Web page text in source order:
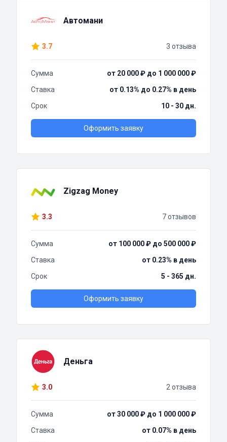
Автомани
3.7 3 отзыва
Сумма
от 20 000 ₽ до 1 000 000 ₽
Ставка
от 0.13% до 0.27% в день
Срок
10 - 30 дн.
Оформить заявку
Zigzag Money
3.3 7 отзывов
Сумма
от 100 000 ₽ до 500 000 ₽
Ставка
от 0.23% в день
Срок
5 - 365 дн.
Оформить заявку
Деньга
3.0 2 отзыва
Сумма
от 30 000 ₽ до 1 000 000 ₽
Ставка
от 0.07% в день